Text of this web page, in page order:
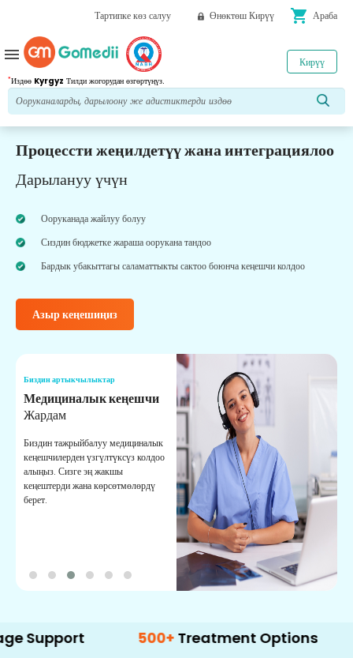
Тартипке көз салуу Өнөктөш Кирүү shopping_cart Араба
*Издөө Kyrgyz Тилди жогорудан өзгөртүңүз.
Кирүү
menu
Процессти жеңилдетүү жана интеграциялоо
Дарылануу үчүн
Ооруканада жайлуу болуу
Сиздин бюджетке жараша оорукана тандоо
Бардык убакыттагы саламаттыкты сактоо боюнча кеңешчи колдоо
Азыр кеңешиңиз
Биздин артыкчылыктар
Медициналык кеңешчи
Жардам
Биздин тажрыйбалуу медициналык
кеңешчилерден үзгүлтүксүз колдоо
алыңыз. Сизге эң жакшы
кеңештерди жана көрсөтмөлөрдү
берет.
500+ Treatment Options